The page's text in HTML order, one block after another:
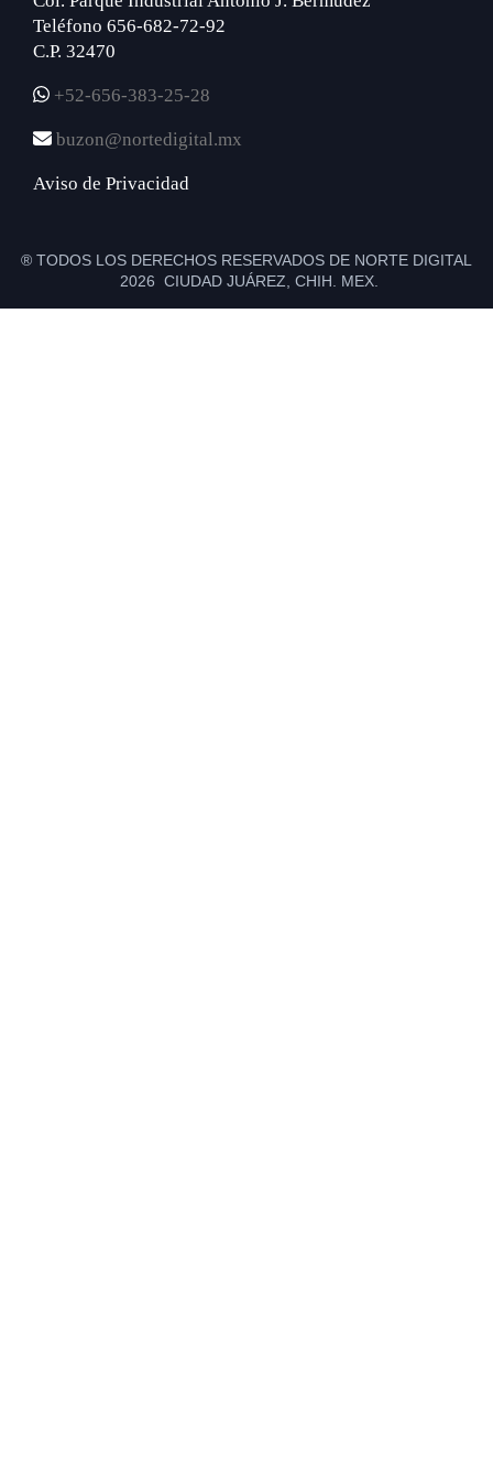
Teléfono 656-682-72-92
C.P. 32470
+52-656-383-25-28
buzon@nortedigital.mx
Aviso de Privacidad
® TODOS LOS DERECHOS RESERVADOS DE NORTE DIGITAL
2026 CIUDAD JUÁREZ, CHIH. MEX.